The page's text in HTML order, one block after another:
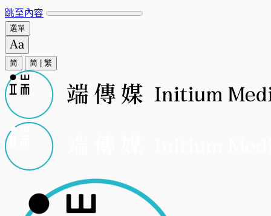
跳至內容
選單
简 简 繁